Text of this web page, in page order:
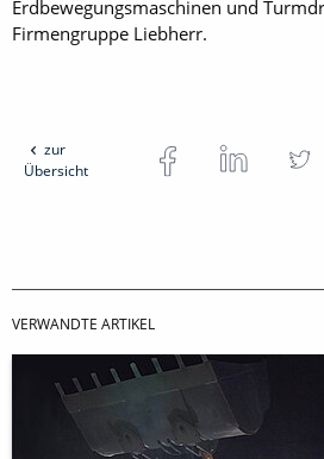
Erdbewegungsmaschinen und
Firmengruppe Liebherr.
zur
Übersicht
VERWANDTE ARTIKEL